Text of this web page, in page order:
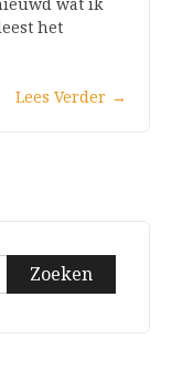
wat ik
het
Lees Verder →